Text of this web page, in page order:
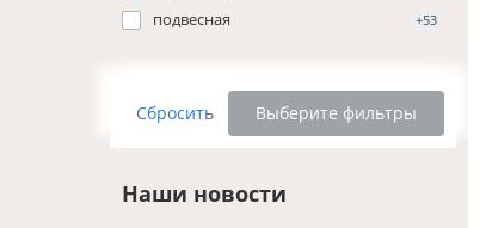
подвесная
+53
Сбросить Выберите фильтры
Наши новости